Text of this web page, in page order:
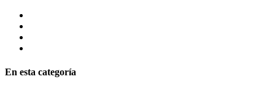
En esta categoría